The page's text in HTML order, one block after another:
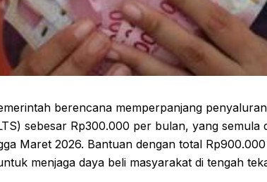
berencana memperpanjang
sebesar Rp300.000 per bulan, yang semula
Maret 2026. Bantuan dengan total
menjaga daya beli masyarakat di tengah